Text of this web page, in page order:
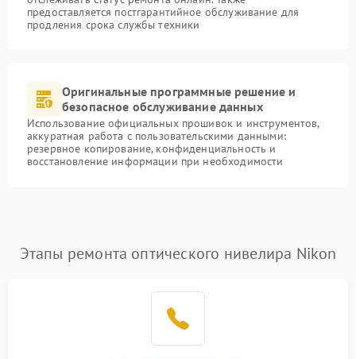
предоставляется постгарантийное обслуживание для
продления срока службы техники
Оригинальные программные решение и
безопасное обслуживание данных
Использование официальных прошивок и инструментов,
аккуратная работа с пользовательскими данными:
резервное копирование, конфиденциальность и
восстановление информации при необходимости
Этапы ремонта оптического нивелира Nikon